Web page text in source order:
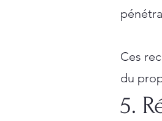
Ces
du
5.